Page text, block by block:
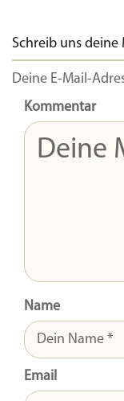
Schreib uns deine
Deine E-Mail-
Kommentar
Name
Email